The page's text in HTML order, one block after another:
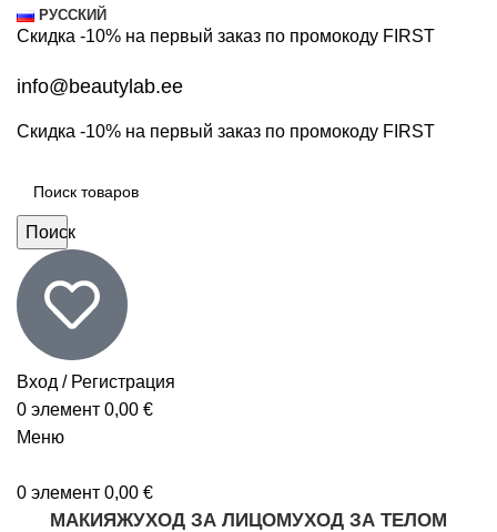
РУССКИЙ
Скидка -10% на первый заказ по промокоду FIRST
info@beautylab.ee
Скидка -10% на первый заказ по промокоду FIRST
Поиск
Вход / Регистрация
0 элемент 0,00 €
Меню
0 элемент 0,00 €
МАКИЯЖУХОД ЗА ЛИЦОМУХОД ЗА ТЕЛОМ